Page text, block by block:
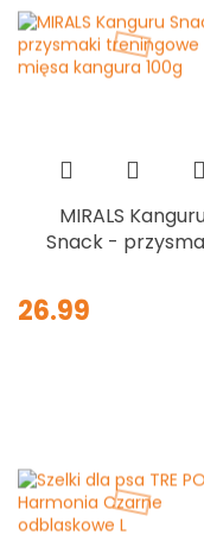
MIRALS
Snack -
kangura 100g
26.99